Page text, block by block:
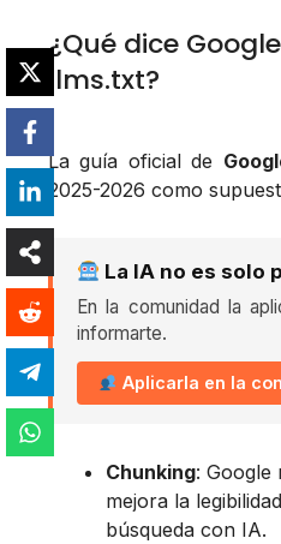
¿Qué dice
llms.txt?
La guía oficial de
2025-2026 como
La IA no es solo
En la comunidad la
informarte.
Aplicarla en la
Chunking: Google
mejora la
búsqueda con IA.